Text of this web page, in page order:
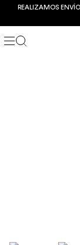
REALIZAMOS